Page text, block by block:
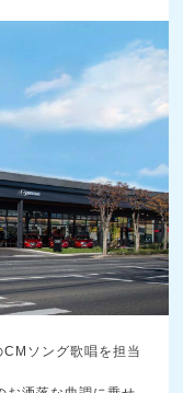
ソング歌唱を担当